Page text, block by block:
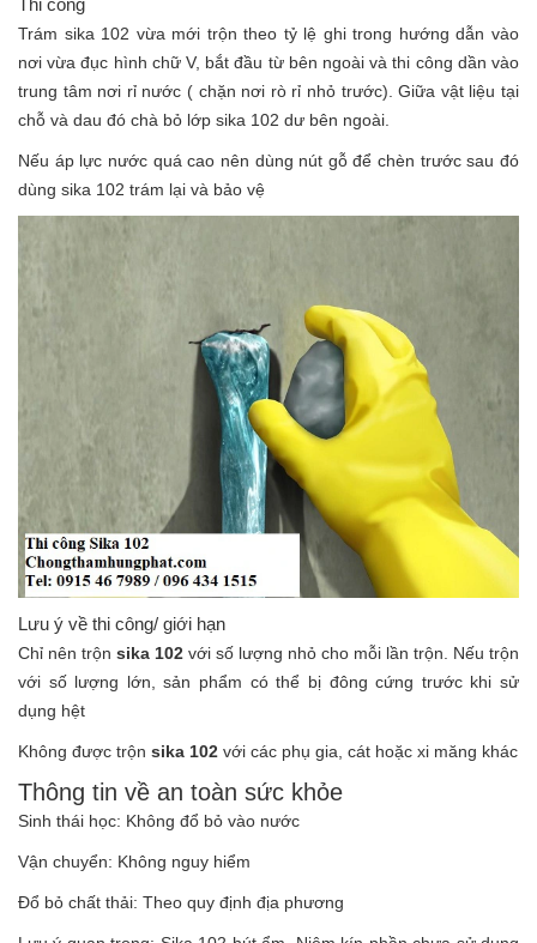
Thi công
Trám sika 102 vừa mới trộn theo tỷ lệ ghi trong hướng dẫn vào
nơi vừa đục hình chữ V, bắt đầu từ bên ngoài và thi công dần vào
trung tâm nơi rỉ nước ( chặn nơi rò rỉ nhỏ trước). Giữa vật liệu tại
chỗ và dau đó chà bỏ lớp sika 102 dư bên ngoài.
Nếu áp lực nước quá cao nên dùng nút gỗ để chèn trước sau đó
dùng sika 102 trám lại và bảo vệ
Lưu ý về thi công/ giới hạn
Chỉ nên trộn sika 102 với số lượng nhỏ cho mỗi lần trộn. Nếu trộn
với số lượng lớn, sản phẩm có thể bị đông cứng trước khi sử
dụng hệt
Không được trộn sika 102 với các phụ gia, cát hoặc xi măng khác
Thông tin về an toàn sức khỏe
Sinh thái học: Không đổ bỏ vào nước
Vận chuyển: Không nguy hiểm
Đổ bỏ chất thải: Theo quy định địa phương